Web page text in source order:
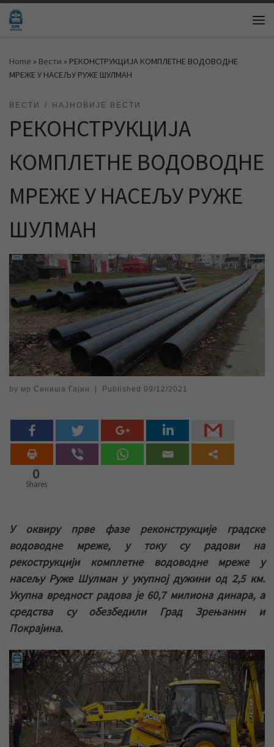
Skip to content
Home » Вести » РЕКОНСТРУКЦИЈА КОМПЛЕТНЕ ВОДОВОДНЕ
МРЕЖЕ У НАСЕЉУ РУЖE ШУЛМАН
ВЕСТИ НАЈНОВИЈЕ ВЕСТИ
РЕКОНСТРУКЦИЈА
КОМПЛЕТНЕ ВОДОВОДНЕ
МРЕЖЕ У НАСЕЉУ РУЖE
ШУЛМАН
by мр Синиша Гајин Published 09/12/2021
0
Shares
У оквиру прве фазе реконструкције градске
водоводне мреже, у току су радови на
рекострукцији комплетне водоводне мреже у
насељу Руже Шулман у укупној дужини од 2,5 км.
Укупна вредност радова је 60,7 милиона динара, а
средства су обезбедили Град Зрењанин и
Покрајина.